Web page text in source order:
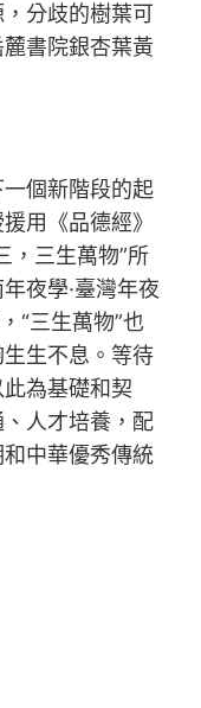
分歧的樹葉可
書院銀杏葉黃
個新階段的起
用《品德經》
，三生萬物”所
夜學·臺灣年夜
“三生萬物”也
生不息。等待
為基礎和契
人才培養，配
中華優秀傳統